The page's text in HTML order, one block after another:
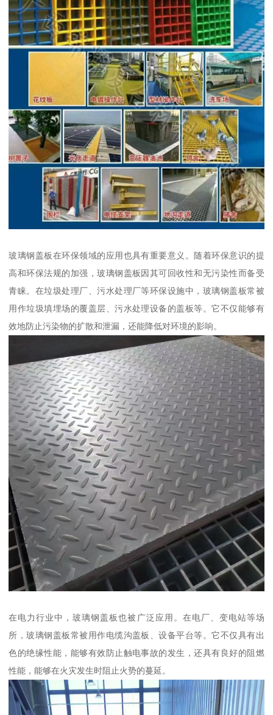
玻璃钢盖板在环保领域的应用也具有重要意义。随着环保意识的提
高和环保法规的加强，玻璃钢盖板因其可回收性和无污染性而备受
青睐。在垃圾处理厂、污水处理厂等环保设施中，玻璃钢盖板常被
用作垃圾填埋场的覆盖层、污水处理设备的盖板等。它不仅能够有
效地防止污染物的扩散和泄漏，还能降低对环境的影响。
在电力行业中，玻璃钢盖板也被广泛应用。在电厂、变电站等场
所，玻璃钢盖板常被用作电缆沟盖板、设备平台等。它不仅具有出
色的绝缘性能，能够有效防止触电事故的发生，还具有良好的阻燃
性能，能够在火灾发生时阻止火势的蔓延。